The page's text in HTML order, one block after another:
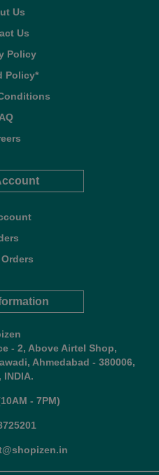
Us
Us
Policy
Policy*
- 2, Above Airtel Shop,
Ahmedabad - 380006,
INDIA.
- 7PM)